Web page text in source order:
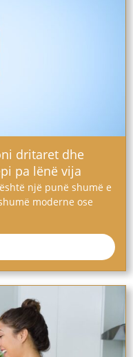
dritaret dhe
pa lënë vija
një punë shumë e
moderne ose